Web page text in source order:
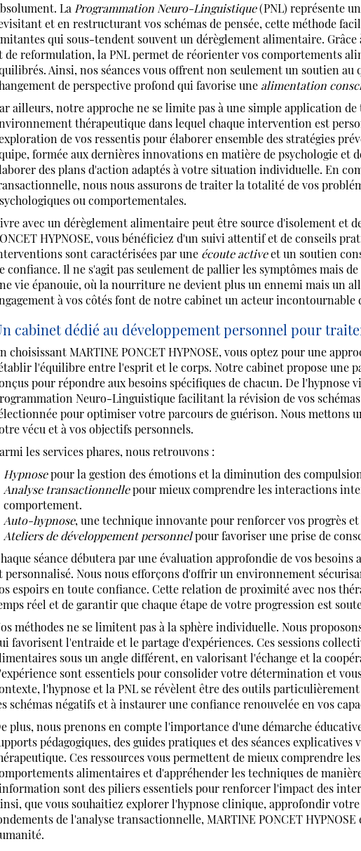
La Programmation Neuro-Linguistique(PNL) représente
et en restructurant vos schémas de pensée, cette méthode
qui sous-tendent souvent un dérèglement alimentaire. Grâce
de reformulation, la PNL permet de réorienter vos comportements
Ainsi, nos séances vous offrent non seulement un soutien
de perspective profond qui favorise une alimentation
ailleurs, notre approche ne se limite pas à une simple application
thérapeutique dans lequel chaque intervention est
de vos ressentis pour élaborer ensemble des stratégies
formée aux dernières innovations en matière de psychologie
des plans d'action adaptés à votre situation individuelle. En
nous nous assurons de traiter la totalité de vos
ou comportementales.
avec un dérèglement alimentaire peut être source d'isolement et
HYPNOSE, vous bénéficiez d'un suivi attentif et de conseils
sont caractérisées par une écoute activeet un soutien
confiance. Il ne s'agit pas seulement de pallier les symptômes mais
vie épanouie, où la nourriture ne devient plus un ennemi mais un
à vos côtés font de notre cabinet un acteur incontournable
cabinet dédié au développement personnel pour
choisissant MARTINE PONCET HYPNOSE, vous optez pour une
l'équilibre entre l'esprit et le corps. Notre cabinet propose une
pour répondre aux besoins spécifiques de chacun. De l'hypnose
Neuro-Linguistique facilitant la révision de vos
pour optimiser votre parcours de guérison. Nous mettons
vécu et à vos objectifs personnels.
les services phares, nous retrouvons :
Hypnosepour la gestion des émotions et la diminution des
Analyse transactionnellepour mieux comprendre les interactions
comportement.
Auto-hypnose, une technique innovante pour renforcer vos progrès
Ateliers de développement personnelpour favoriser une prise de
séance débutera par une évaluation approfondie de vos
personnalisé. Nous nous efforçons d'offrir un environnement
espoirs en toute confiance. Cette relation de proximité avec nos
réel et de garantir que chaque étape de votre progression est
méthodes ne se limitent pas à la sphère individuelle. Nous
favorisent l'entraide et le partage d'expériences. Ces sessions
sous un angle différent, en valorisant l'échange et la
sont essentiels pour consolider votre détermination et
l'hypnose et la PNL se révèlent être des outils
schémas négatifs et à instaurer une confiance renouvelée en vos
plus, nous prenons en compte l'importance d'une démarche
pédagogiques, des guides pratiques et des séances
Ces ressources vous permettent de mieux comprendre
alimentaires et d'appréhender les techniques de
sont des piliers essentiels pour renforcer l'impact des
que vous souhaitiez explorer l'hypnose clinique, approfondir
de l'analyse transactionnelle, MARTINE PONCET